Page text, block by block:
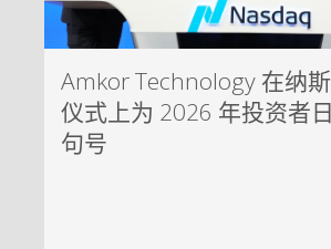
Amkor Technology 在纳
仪式上为 2026 年投资者
句号